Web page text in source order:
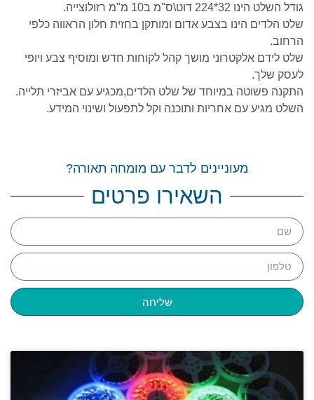
גודל השלט הינו 32*224 דוט\ס"מ ב10 מ"מ רזולוצייה.
שלט הלדים הינו בצבע אדום ומותקן בחזית חלון הראווה כלפי
הרחוב.
שלט לידם אלקטרוני מושך קהל לקוחות חדש ומוסיף צבע ויופי
לעסק שלך.
התקנה פשוטה במיוחד של שלט הלדים,מכגיע עם אביזרי תלייה.
השלט מגיע עם אחריות ותוכנה וקל לתפעול ושינוי המידע.
מעוניינים לדבר עם מומחה תאורה?
השאירו פרטים
שליחה